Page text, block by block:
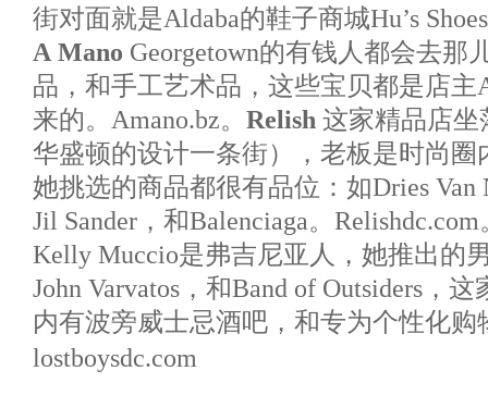
街对面就是Aldaba的鞋子商城Hu’s
A Mano Georgetown的有钱人都会去那
品，和手工艺术品，这些宝贝都是店主
来的。Amano.bz。 Relish 这家精品店坐
华盛顿的设计一条街），老板是时尚圈
她挑选的商品都很有品位：如Dries Van
Jil Sander，和Balenciaga。Relishdc.com
Kelly Muccio是弗吉尼亚人，她推出的
John Varvatos，和Band of Outsiders，
内有波旁威士忌酒吧，和专为个性化购
lostboysdc.com